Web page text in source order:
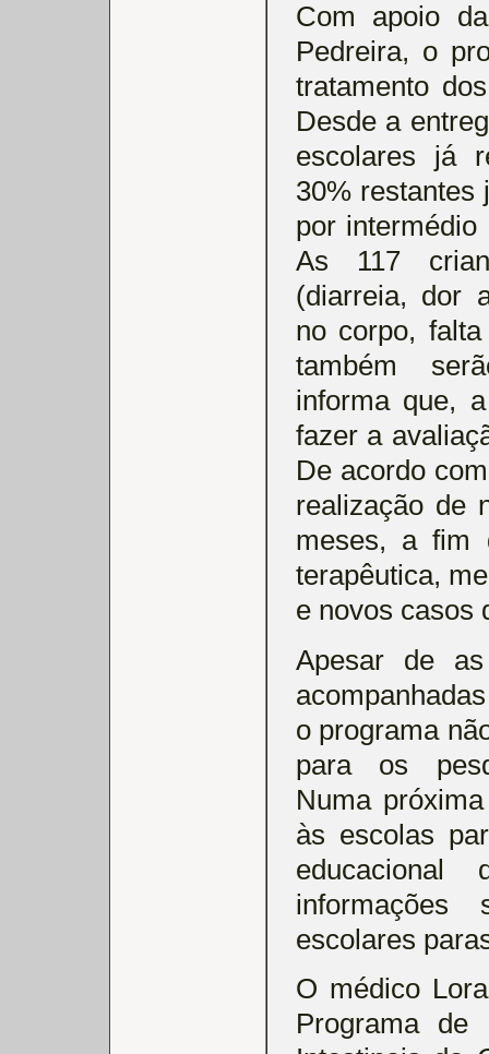
Com apoio
Pedreira, o
tratamento
Desde a
escolares já
30% restantes
por
As 117
(diarreia, dor
no corpo,
também
informa que,
fazer a
De acordo
realização de
meses, a fim
terapêutica,
e novos casos
Apesar de
o programa
para os
Numa
às escolas
escolares
O médico
Programa de